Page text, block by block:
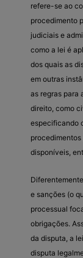
refere-se ao
procedimento
judiciais e
como a lei é
dos quais as
em outras
as regras para
direito, como
especificando
disponíveis,
e sanções (o
processual
obrigações.
da disputa, a
disputa